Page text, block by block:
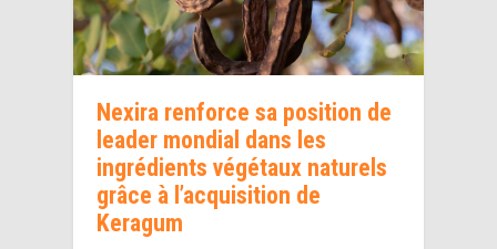
Nexira renforce sa position de
leader mondial dans les
ingrédients végétaux naturels
grâce à l’acquisition de
Keragum